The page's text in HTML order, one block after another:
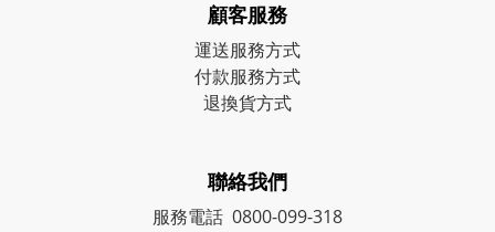
顧客服務
運送服務方式
付款服務方式
退換貨方式
聯絡我們
服務電話 0800-099-318